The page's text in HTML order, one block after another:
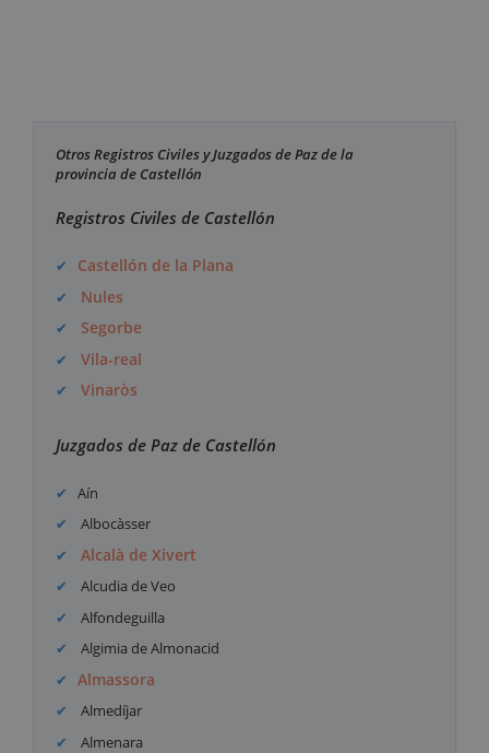
Otros Registros Civiles y Juzgados de Paz de la
provincia de Castellón
Registros Civiles de Castellón
Castellón de la Plana
Nules
Segorbe
Vila-real
Vinaròs
Juzgados de Paz de Castellón
Aín
Albocàsser
Alcalà de Xivert
Alcudia de Veo
Alfondeguilla
Algimia de Almonacid
Almassora
Almedíjar
Almenara